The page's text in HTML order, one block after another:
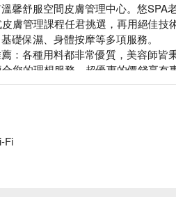
馨舒服空間皮膚管理中心。悠SPA
膚管理課程任君挑選，再用絕佳技
礎保濕、身體按摩等多項服務。
：各種用料都非常優質，美容師皆
您的理想服務，超優惠的價錢享有
、悠SPA價格立刻查看⬇︎
Fi